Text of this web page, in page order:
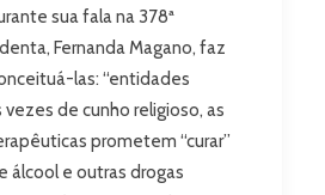
sua fala na 378ª
Fernanda Magano, faz
las: “entidades
de cunho religioso, as
prometem “curar”
álcool e outras drogas